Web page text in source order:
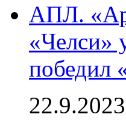
АПЛ.
«Челси»
победил